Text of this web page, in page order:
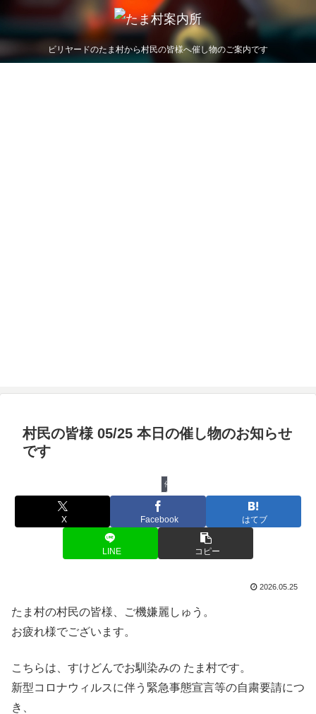
ビリヤードのたま村から村民の皆様へ催し物のご案内です
村民の皆様 05/25 本日の催し物のお知らせ
です
催し物
X Facebook はてブ
LINE コピー
2026.05.25
たま村の村民の皆様、ご機嫌麗しゅう。
お疲れ様でございます。
こちらは、すけどんでお馴染みの たま村です。
新型コロナウィルスに伴う緊急事態宣言等の自粛要請につ
き、